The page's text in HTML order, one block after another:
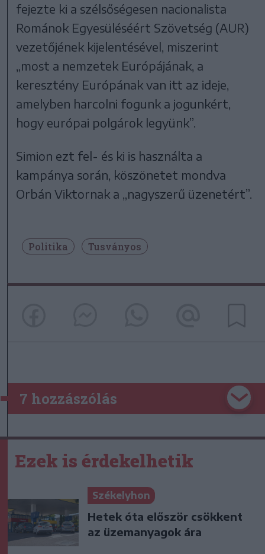
fejezte ki a szélsőségesen nacionalista
Románok Egyesüléséért Szövetség (AUR)
vezetőjének kijelentésével, miszerint
„most a nemzetek Európájának, a
keresztény Európának van itt az ideje,
amelyben harcolni fogunk a jogunkért,
hogy európai polgárok legyünk”.
Simion ezt fel- és ki is használta a
kampánya során, köszönetet mondva
Orbán Viktornak a „nagyszerű üzenetért”.
Politika Tusványos
7 hozzászólás
Ezek is érdekelhetik
Székelyhon
Hetek óta először csökkent
az üzemanyagok ára